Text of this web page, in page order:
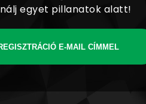
egyet pillanatok alatt!
E-MAIL CÍMMEL